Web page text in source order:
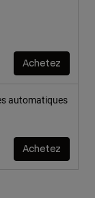
Achetez
automatiques
Achetez